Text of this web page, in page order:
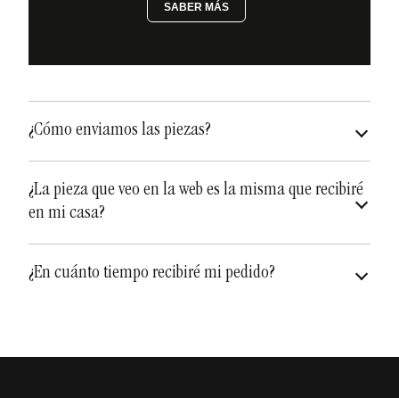
SABER MÁS
¿Cómo enviamos las piezas?
¿La pieza que veo en la web es la misma que recibiré
en mi casa?
¿En cuánto tiempo recibiré mi pedido?
fabricaciónque puede variar de una a dos semanas.